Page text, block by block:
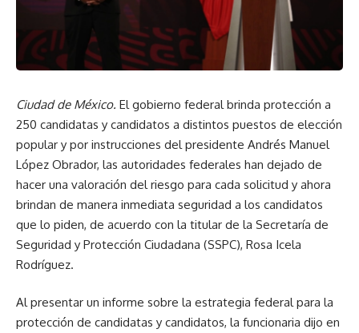
Ciudad de México. El gobierno federal brinda protección a
250 candidatas y candidatos a distintos puestos de elección
popular y por instrucciones del presidente Andrés Manuel
López Obrador, las autoridades federales han dejado de
hacer una valoración del riesgo para cada solicitud y ahora
brindan de manera inmediata seguridad a los candidatos
que lo piden, de acuerdo con la titular de la Secretaría de
Seguridad y Protección Ciudadana (SSPC), Rosa Icela
Rodríguez.
Al presentar un informe sobre la estrategia federal para la
protección de candidatas y candidatos, la funcionaria dijo en